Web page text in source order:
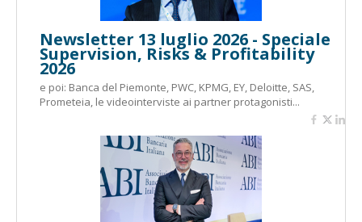
Newsletter 13 luglio 2026 - Speciale
Supervision, Risks & Profitability
2026
e poi: Banca del Piemonte, PWC, KPMG, EY, Deloitte, SAS,
Prometeia, le videointerviste ai partner protagonisti...